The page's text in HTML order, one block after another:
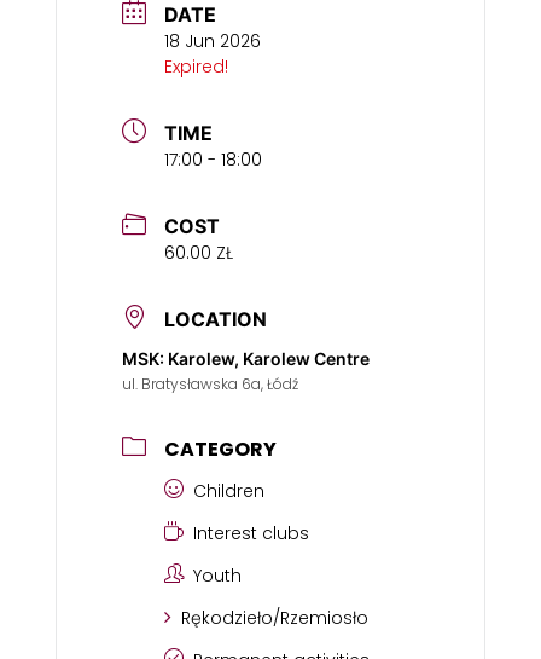
DATE
18 Jun 2026
Expired!
TIME
17:00 - 18:00
COST
60.00 ZŁ
LOCATION
MSK: Karolew, Karolew Centre
ul. Bratysławska 6a, Łódź
CATEGORY
Children
Interest clubs
Youth
Rękodzieło/Rzemiosło